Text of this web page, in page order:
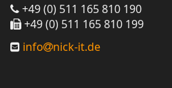
+49 (0) 511 165 810 190
+49 (0) 511 165 810 199
info
nick-it.de